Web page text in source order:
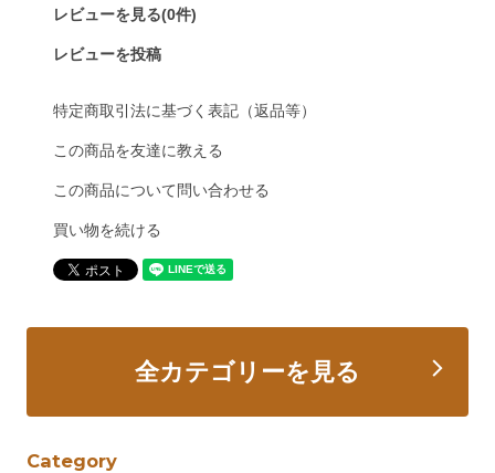
レビューを見る(0件)
レビューを投稿
特定商取引法に基づく表記（返品等）
この商品を友達に教える
この商品について問い合わせる
買い物を続ける
全カテゴリーを見る
Category